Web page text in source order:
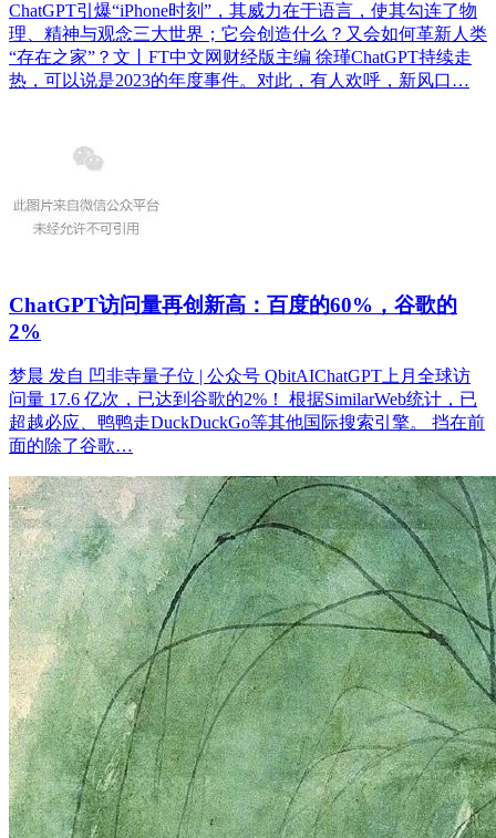
ChatGPT引爆“iPhone时刻”，其威力在于语言，使其勾连了物
理、精神与观念三大世界；它会创造什么？又会如何革新人类
“存在之家”？文丨FT中文网财经版主编 徐瑾ChatGPT持续走
热，可以说是2023的年度事件。对此，有人欢呼，新风口…
ChatGPT访问量再创新高：百度的60%，谷歌的
2%
梦晨 发自 凹非寺量子位 | 公众号 QbitAIChatGPT上月全球访
问量 17.6 亿次，已达到谷歌的2%！ 根据SimilarWeb统计，已
超越必应、鸭鸭走DuckDuckGo等其他国际搜索引擎。 挡在前
面的除了谷歌…